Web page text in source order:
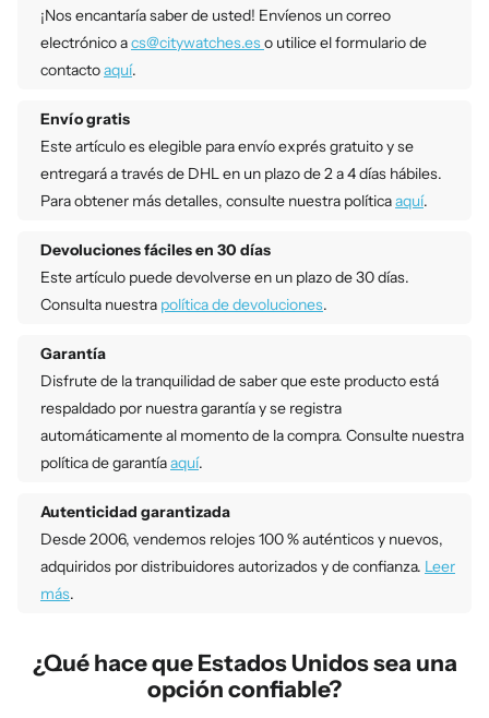
¡Nos encantaría saber de usted! Envíenos un correo
electrónico acs@citywatches.eso utilice el formulario de
contactoaquí.
Envío gratis
Este artículo es elegible para envío exprés gratuito y se
entregará a través de DHL en un plazo de 2 a 4 días hábiles.
Para obtener más detalles, consulte nuestra políticaaquí.
Devoluciones fáciles en 30 días
Este artículo puede devolverse en un plazo de 30 días.
Consulta nuestra política de devoluciones.
Garantía
Disfrute de la tranquilidad de saber que este producto está
respaldado por nuestra garantía y se registra
automáticamente al momento de la compra. Consulte nuestra
política de garantíaaquí.
Autenticidad garantizada
Desde 2006, vendemos relojes 100 % auténticos y nuevos,
adquiridos por distribuidores autorizados y de confianza. Leer
más.
¿Qué hace que Estados Unidos sea una
opción confiable?